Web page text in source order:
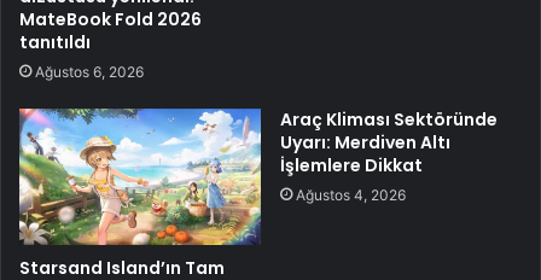
MateBook Fold 2026
tanıtıldı
Ağustos 6, 2026
Starsand Island’ın Tam
Araç Kliması Sektöründe
Uyarı: Merdiven Altı
İşlemlere Dikkat
Ağustos 4, 2026